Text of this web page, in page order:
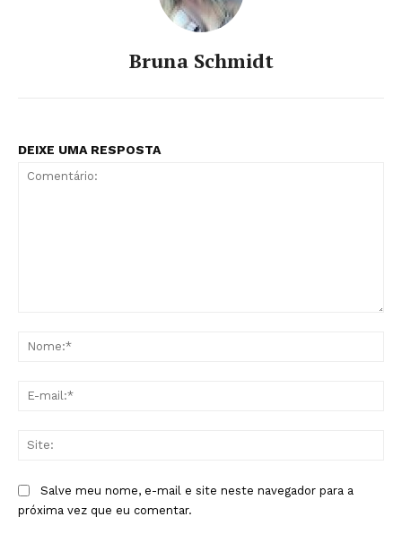
Bruna Schmidt
DEIXE UMA RESPOSTA
Salve meu nome, e-mail e site neste navegador para a
próxima vez que eu comentar.